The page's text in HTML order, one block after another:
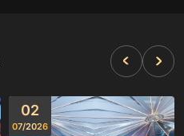
02
07/2026